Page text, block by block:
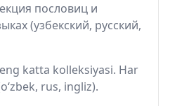
пословиц и
(узбекский, русский,
katta kolleksiyasi. Har
rus, ingliz).